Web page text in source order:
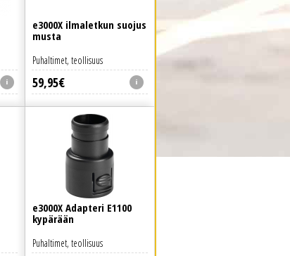
e3000X ilmaletkun suojus
musta
59,95€
Puhaltimet, teollisuus
e3000X Adapteri E1100
kypärään
Puhaltimet, teollisuus